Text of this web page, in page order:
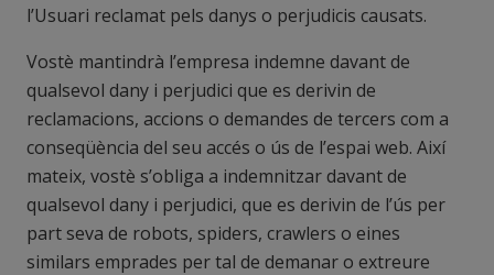
l’Usuari reclamat pels danys o perjudicis causats.
Vostè mantindrà l’empresa indemne davant de
qualsevol dany i perjudici que es derivin de
reclamacions, accions o demandes de tercers com a
conseqüència del seu accés o ús de l’espai web. Així
mateix, vostè s’obliga a indemnitzar davant de
qualsevol dany i perjudici, que es derivin de l’ús per
part seva de robots, spiders, crawlers o eines
similars emprades per tal de demanar o extreure